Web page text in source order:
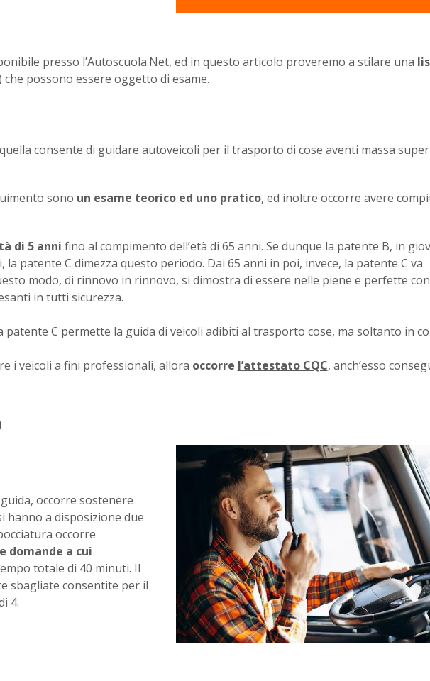
presso l’Autoscuola.Net, ed in questo articolo proveremo a stilare una
che possono essere oggetto di esame.
consente di guidare autoveicoli per il trasporto di cose aventi massa
sono un esame teorico ed uno pratico, ed inoltre occorre avere
di 5 anni fino al compimento dell’età di 65 anni. Se dunque la patente B, in
patente C dimezza questo periodo. Dai 65 anni in poi, invece, la patente C va
modo, di rinnovo in rinnovo, si dimostra di essere nelle piene e perfette
in tutti sicurezza.
patente C permette la guida di veicoli adibiti al trasporto cose, ma soltanto in
i veicoli a fini professionali, allora occorre l’attestato CQC, anch’esso
occorre sostenere
hanno a disposizione due
occorre
domande a cui
totale di 40 minuti. Il
sbagliate consentite per il
4.